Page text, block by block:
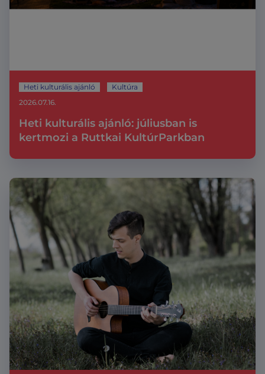
Heti kulturális ajánló Kultúra
Heti kulturális ajánló: júliusban is
kertmozi a Ruttkai KultúrParkban
2026.07.16.